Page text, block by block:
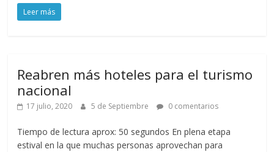
Leer más
Reabren más hoteles para el turismo
nacional
17 julio, 2020 5 de Septiembre 0 comentarios
Tiempo de lectura aprox: 50 segundos En plena etapa
estival en la que muchas personas aprovechan para